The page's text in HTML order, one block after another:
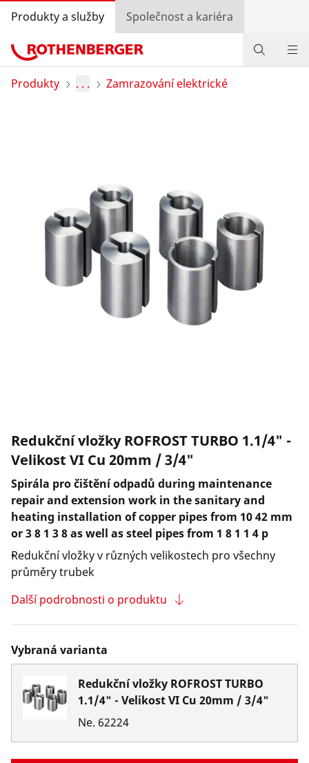
Produkty a služby Společnost a kariéra
Produkty
Vyhledávání prodejců
Přihlášení
Výběr země
Společnost a kariéra
Produkty . . . Zamrazování elektrické
Redukční vložky ROFROST TURBO 1.1/4" -
Velikost VI Cu 20mm / 3/4"
Spirála pro čištění odpadů during maintenance
repair and extension work in the sanitary and
heating installation of copper pipes from 10 42 mm
or 3 8 1 3 8 as well as steel pipes from 1 8 1 1 4 p
Redukční vložky v různých velikostech pro všechny
průměry trubek
Další podrobnosti o produktu
Vybraná varianta
Redukční vložky ROFROST TURBO
1.1/4" - Velikost VI Cu 20mm / 3/4"
Ne. 62224